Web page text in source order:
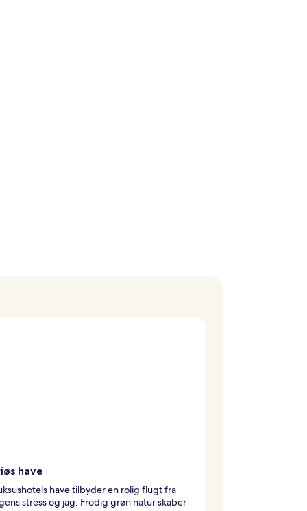
have
have tilbyder en rolig flugt fra
stress og jag. Frodig grøn natur skaber